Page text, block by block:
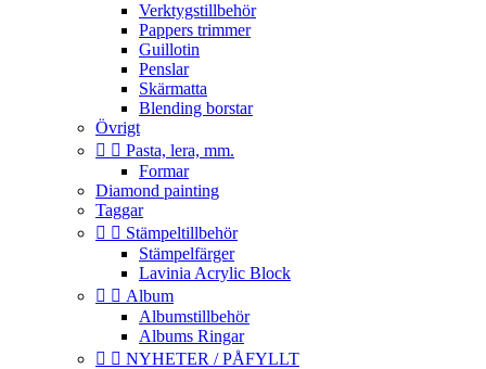
Verktygstillbehör
Pappers trimmer
Guillotin
Penslar
Skärmatta
Blending borstar
Övrigt
  Pasta, lera, mm.
Formar
Diamond painting
Taggar
  Stämpeltillbehör
Stämpelfärger
Lavinia Acrylic Block
  Album
Albumstillbehör
Albums Ringar
  NYHETER / PÅFYLLT